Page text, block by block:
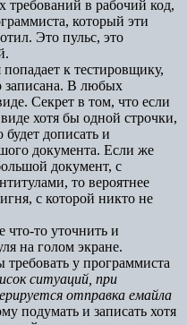
требований в рабочий код,
который эти
Это пульс, это
к тестировщику,
записана. В любых
Секрет в том, что если
хотя бы одной строчки,
дописать и
документа. Если же
документ, с
то вероятнее
с которой никто не
то уточнить и
на голом экране.
у программиста
ситуаций, при
отправка емайла
подумать и записать хотя